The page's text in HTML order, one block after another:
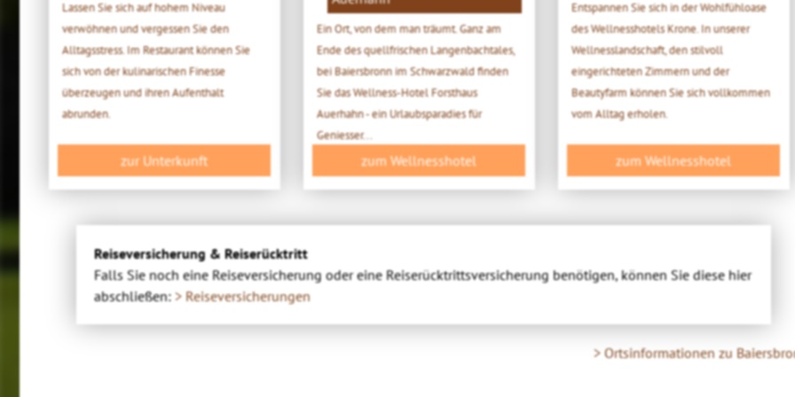
Lassen Sie sich auf hohem Niveau
verwöhnen und vergessen Sie den
Alltagsstress. Im Restaurant können Sie
sich von der kulinarischen Finesse
überzeugen und ihren Aufenthalt
abrunden.
zur Unterkunft
Ein Ort, von dem man träumt. Ganz am
Ende des quellfrischen Langenbachtales,
bei Baiersbronn im Schwarzwald finden
Sie das Wellness-Hotel Forsthaus
Auerhahn - ein Urlaubsparadies für
Geniesser...
zum Wellnesshotel
Entspannen Sie sich in der Wohlfühloase
des Wellnesshotels Krone. In unserer
Wellnesslandschaft, den stilvoll
eingerichteten Zimmern und der
Beautyfarm können Sie sich vollkommen
vom Alltag erholen.
zum Wellnesshotel
Reiseversicherung & Reiserücktritt
Falls Sie noch eine Reiseversicherung oder eine Reiserücktrittsversicherung benötigen, können Sie diese hier
abschließen: > Reiseversicherungen
> Ortsinformationen zu